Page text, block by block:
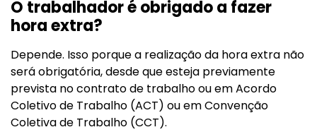
O trabalhador é obrigado a fazer
hora extra?
Depende. Isso porque a realização da hora extra não
será obrigatória, desde que esteja previamente
prevista no contrato de trabalho ou em Acordo
Coletivo de Trabalho (ACT) ou em Convenção
Coletiva de Trabalho (CCT).